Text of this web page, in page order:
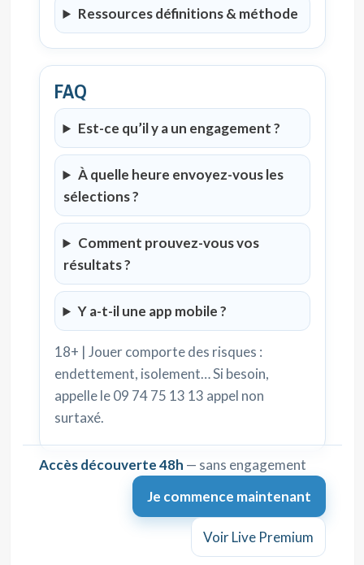
Ressources définitions & méthode
FAQ
Est-ce qu’il y a un engagement ?
À quelle heure envoyez-vous les
sélections ?
Comment prouvez-vous vos
résultats ?
Y a-t-il une app mobile ?
18+ | Jouer comporte des risques :
endettement, isolement… Si besoin,
appelle le 09 74 75 13 13 appel non
surtaxé.
Accès découverte 48h — sans engagement
Je commence maintenant
Voir Live Premium